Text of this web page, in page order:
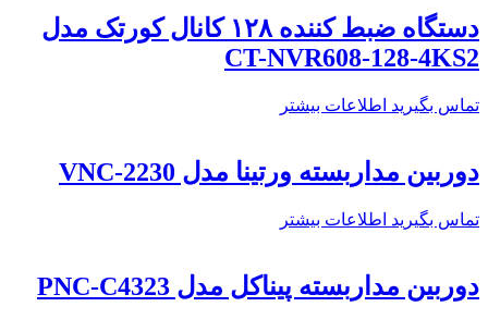
دستگاه ضبط کننده ۱۲۸ کانال کورتک مدل
CT-NVR608-128-4KS2
تماس بگیرید اطلاعات بیشتر
دوربین مداربسته ورتینا مدل VNC-2230
تماس بگیرید اطلاعات بیشتر
دوربین مداربسته پیناکل مدل PNC-C4323